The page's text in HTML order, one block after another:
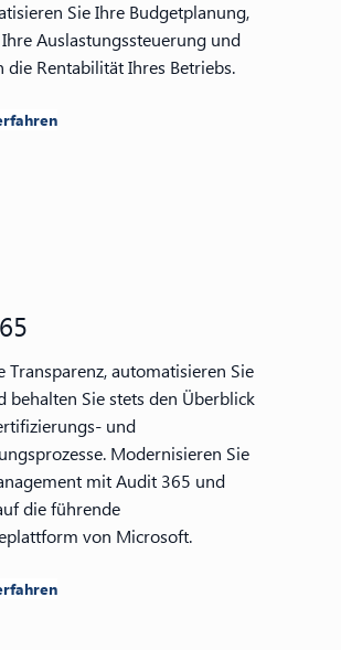
Sie Ihre Budgetplanung,
Auslastungssteuerung und
die Rentabilität Ihres Betriebs.
Transparenz, automatisieren Sie
behalten Sie stets den Überblick
und
Modernisieren Sie
mit Audit 365 und
die führende
von Microsoft.